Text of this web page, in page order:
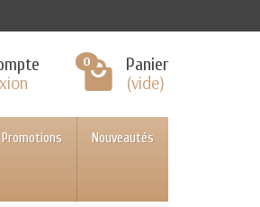
0 Panier
(vide)
Promotions Nouveautés